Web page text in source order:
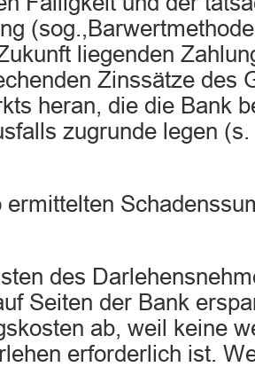
liegenden
Zinssätze des
heran, die die Bank
zugrunde legen (s.
ermittelten
des
Seiten der Bank
ab, weil keine
erforderlich ist.